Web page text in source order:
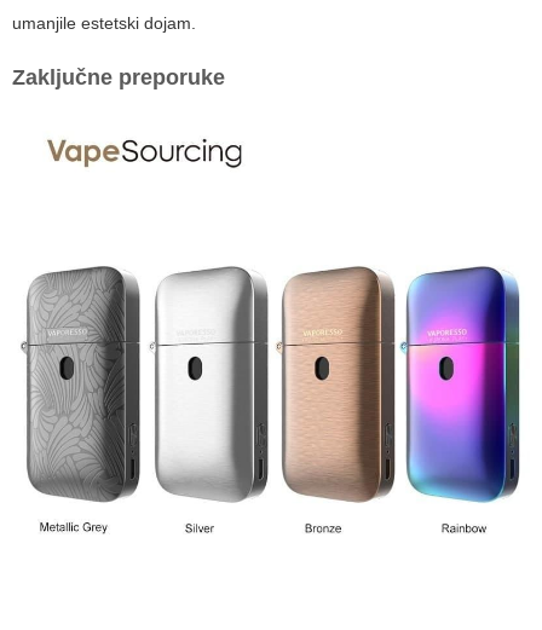
umanjile estetski dojam.
Zaključne preporuke